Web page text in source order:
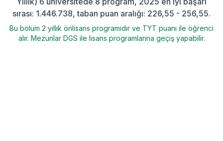
sırası: 1.446.738, taban puan aralığı: 226,55 - 256,55.
Bu bölüm 2 yıllık önlisans programıdır ve TYT puanı ile öğrenci
alır. Mezunlar DGS ile lisans programlarına geçiş yapabilir.